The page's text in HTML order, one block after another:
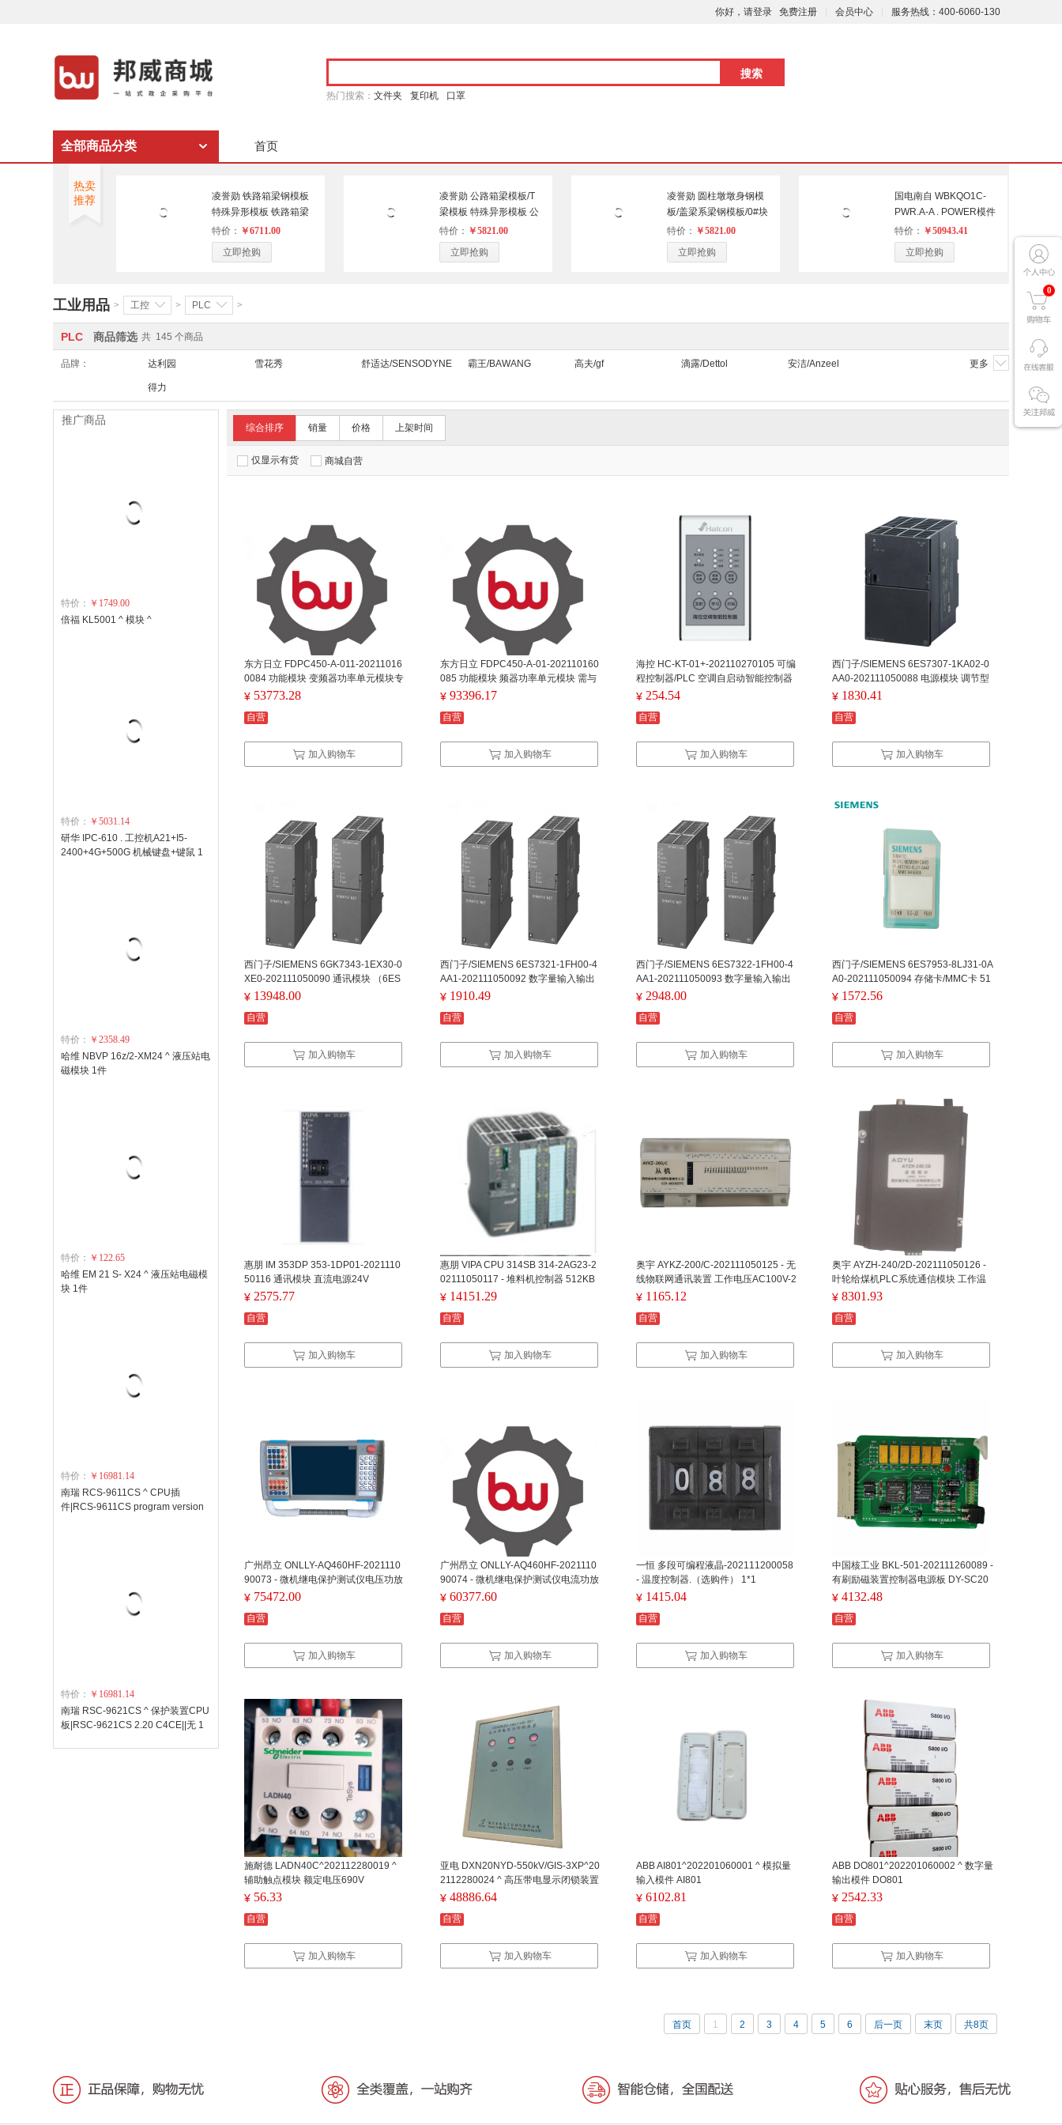
你好，请登录 免费注册 会员中心 服务热线：400-6060-130
热门搜索： 文件夹 复印机 口罩
0
全部商品分类 首页
热卖
推荐
凌誉勋 铁路箱梁钢模板
特殊异形模板 铁路箱梁
钢模板
特价： ￥6711.00
立即抢购
凌誉勋 公路箱梁模板/T
梁模板 特殊异形模板 公
路箱梁模板/T梁模板
特价： ￥5821.00
立即抢购
凌誉勋 圆柱墩墩身钢模
板/盖梁系梁钢模板/0#块
模板/防撞护栏模板 特殊
异形模板 圆柱墩墩身钢
模板/盖梁系梁钢模板/0#
特价： ￥5821.00
立即抢购
国电南自 WBKQO1C-
PWR.A-A . POWER模件
1个/件
特价： ￥50943.41
立即抢购
工业用品 > 工控 > PLC >
PLC 商品筛选 共 145 个商品
品牌： 达利园 雪花秀 舒适达/SENSODYNE 霸王/BAWANG 高夫/gf 滴露/Dettol 安洁/Anzeel
得力
更多
综合排序 销量 价格 上架时间
仅显示有货 商城自营
东方日立 FDPC450-A-011-20211016
0084 功能模块 变频器功率单元模块专
用技术包 满足现场设备技术需要
¥ 53773.28
自营
加入购物车
东方日立 FDPC450-A-01-202110160
085 功能模块 频器功率单元模块 需与
专用技术包FDPC450-A-011配套使用
¥ 93396.17
自营
加入购物车
海控 HC-KT-01+-202110270105 可编
程控制器/PLC 空调自启动智能控制器
工作电压DC5V,发射功率1W
¥ 254.54
自营
加入购物车
西门子/SIEMENS 6ES7307-1KA02-0
AA0-202111050088 电源模块 调节型
电源PS307，10A
¥ 1830.41
自营
加入购物车
西门子/SIEMENS 6GK7343-1EX30-0
XE0-202111050090 通讯模块 （6ES
7343-1EX30-0XE0） 通信处理器CP
¥ 13948.00
自营
加入购物车
西门子/SIEMENS 6ES7321-1FH00-4
AA1-202111050092 数字量输入输出
模块 （6ES7321-1FH00-0AA0） SM
¥ 1910.49
自营
加入购物车
西门子/SIEMENS 6ES7322-1FH00-4
AA1-202111050093 数字量输入输出
模块 （6ES7322-1HH01-0AA0） SM
¥ 2948.00
自营
加入购物车
西门子/SIEMENS 6ES7953-8LJ31-0A
A0-202111050094 存储卡/MMC卡 51
2KB
¥ 1572.56
自营
加入购物车
惠朋 IM 353DP 353-1DP01-2021110
50116 通讯模块 直流电源24V
¥ 2575.77
自营
加入购物车
惠朋 VIPA CPU 314SB 314-2AG23-2
02111050117 - 堆料机控制器 512KB
1MB
¥ 14151.29
自营
加入购物车
奥宇 AYKZ-200/C-202111050125 - 无
线物联网通讯装置 工作电压AC100V-2
65V
¥ 1165.12
自营
加入购物车
奥宇 AYZH-240/2D-202111050126 -
叶轮给煤机PLC系统通信模块 工作温
度:-25℃-70℃
¥ 8301.93
自营
加入购物车
广州昂立 ONLLY-AQ460HF-2021110
90073 - 微机继电保护测试仪电压功放
模块输出频率范围：10-1000Hz；分
00mm×380mm(长×宽×高)
¥ 75472.00
自营
加入购物车
广州昂立 ONLLY-AQ460HF-2021110
90074 - 微机继电保护测试仪电流功放
模块 ONLLY-AQ460HF主机配套测试
¥ 60377.60
自营
加入购物车
一恒 多段可编程液晶-202111200058
- 温度控制器.（选购件） 1*1
¥ 1415.04
自营
加入购物车
中国核工业 BKL-501-202111260089 -
有刷励磁装置控制器电源板 DY-SC20
18
¥ 4132.48
自营
加入购物车
施耐德 LADN40C^202112280019 ^
辅助触点模块 额定电压690V
¥ 56.33
自营
加入购物车
亚电 DXN20NYD-550kV/GIS-3XP^20
2112280024 ^ 高压带电显示闭锁装置
装置电源AC220V/DC220V/DC110V
¥ 48886.64
自营
加入购物车
ABB AI801^202201060001 ^ 模拟量
输入模件 AI801
¥ 6102.81
自营
加入购物车
ABB DO801^202201060002 ^ 数字量
输出模件 DO801
¥ 2542.33
自营
加入购物车
首页 1 2 3 4 5 6 后一页 末页 共8页
推广商品
特价： ￥1749.00
倍福 KL5001 ^ 模块 ^
特价： ￥5031.14
研华 IPC-610 . 工控机A21+I5-
2400+4G+500G 机械键盘+键鼠 1
特价： ￥2358.49
哈维 NBVP 16z/2-XM24 ^ 液压站电
磁模块 1件
特价： ￥122.65
哈维 EM 21 S- X24 ^ 液压站电磁模
块 1件
特价： ￥16981.14
南瑞 RCS-9611CS ^ CPU插
件|RCS-9611CS program version
特价： ￥16981.14
南瑞 RSC-9621CS ^ 保护装置CPU
板|RSC-9621CS 2.20 C4CE||无 1